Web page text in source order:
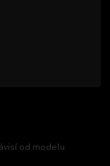
od modelu